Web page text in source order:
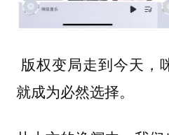
版权变局走到今天，
就成为必然选择。